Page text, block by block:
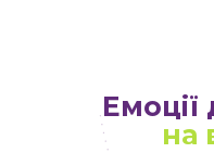
на